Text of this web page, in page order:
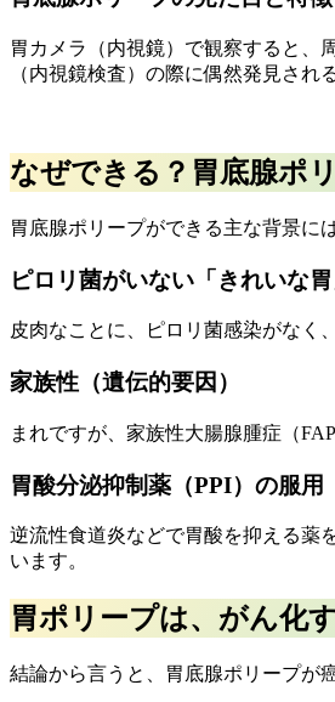
胃カメラ（内視鏡）で観察すると、
（内視鏡検査）の際に偶然発見され
なぜできる？胃底腺ポ
胃底腺ポリープができる主な背景に
ピロリ菌がいない「きれいな
皮肉なことに、ピロリ菌感染がなく
家族性（遺伝的要因）
まれですが、家族性大腸腺腫症（
胃酸分泌抑制薬（PPI）の服用
逆流性食道炎などで胃酸を抑える薬
います。
胃ポリープは、がん化
結論から言うと、胃底腺ポリープが